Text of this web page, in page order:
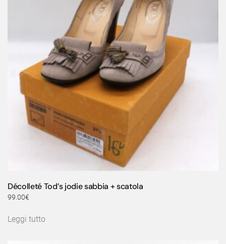
Décolleté Tod’s jodie sabbia + scatola
99.00€
Leggi tutto